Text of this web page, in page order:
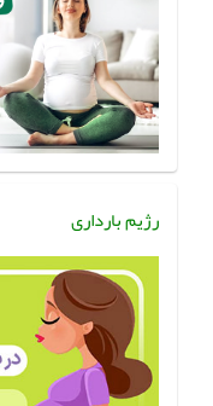
رژیم بارداری